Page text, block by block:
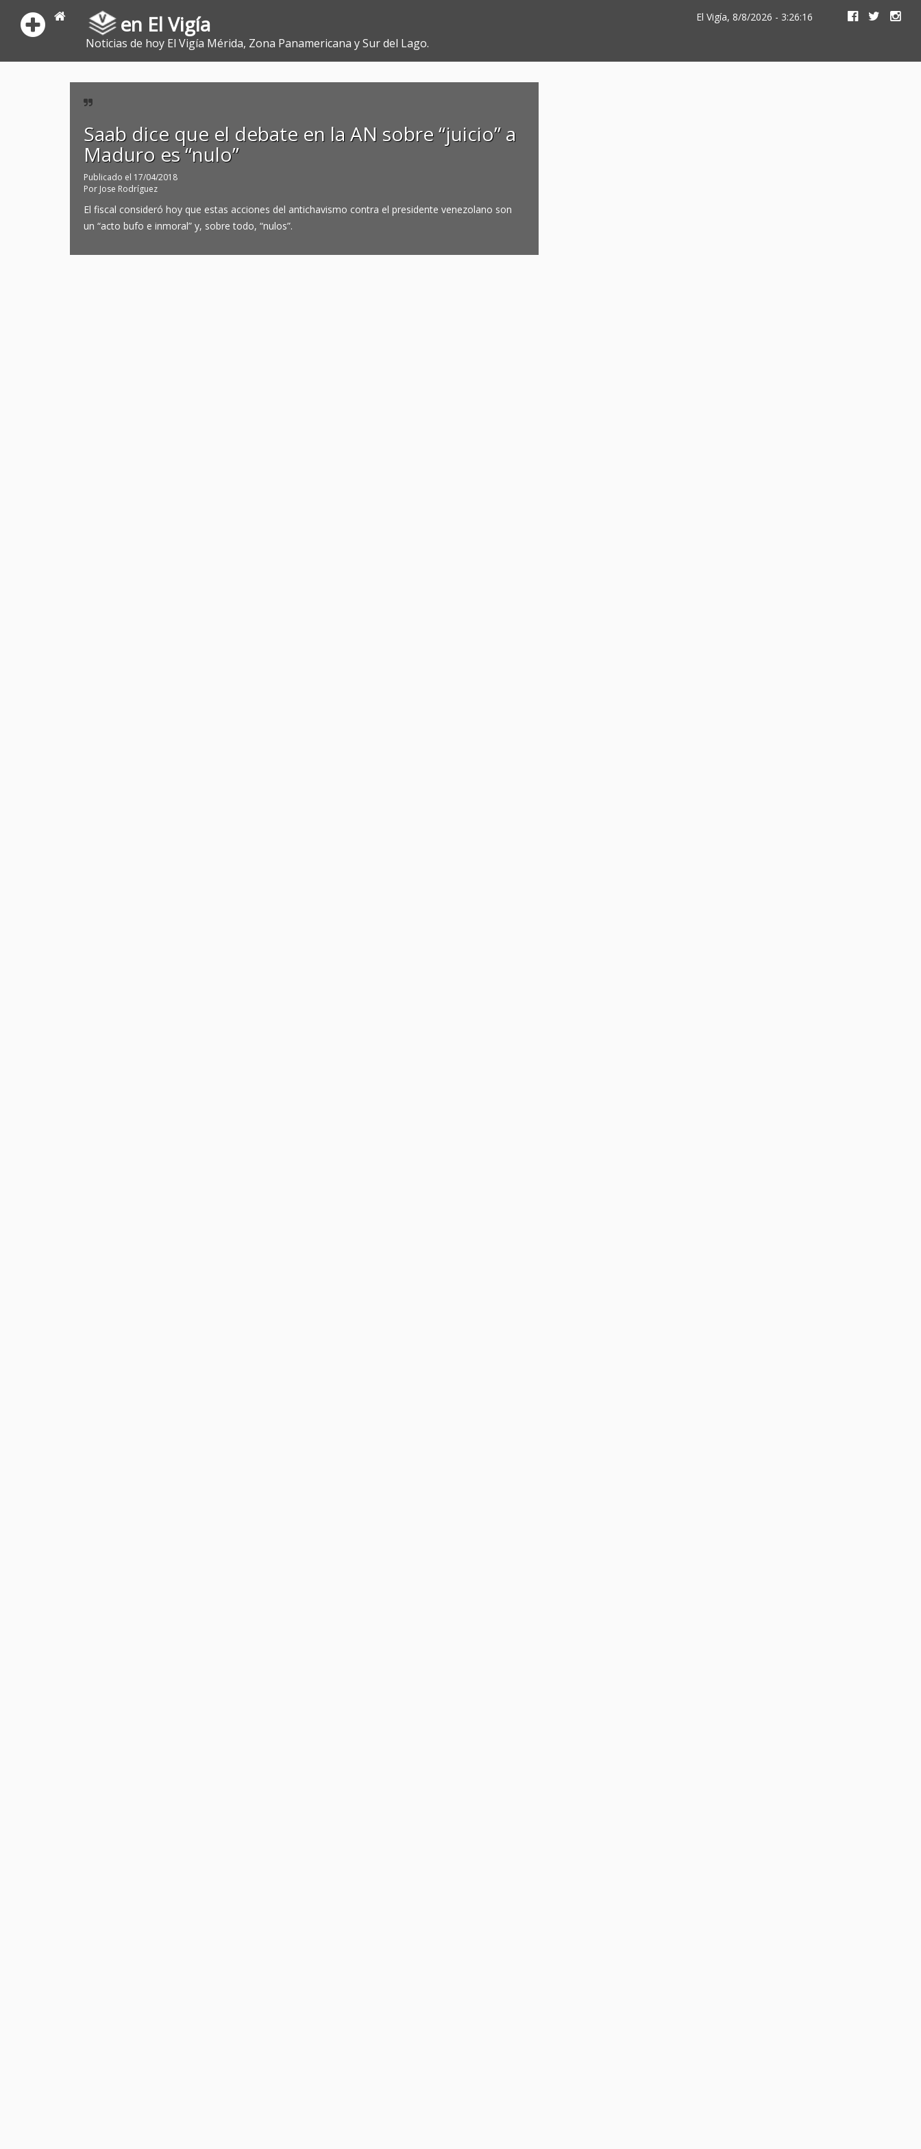
en El Vigía
Noticias de hoy El Vigía Mérida, Zona Panamericana y Sur del Lago.
El Vigía, 8/8/2026 - 3:26:16
Saab dice que el debate en la AN sobre “juicio” a
Maduro es “nulo”
Publicado el 17/04/2018
Por Jose Rodríguez
El fiscal consideró hoy que estas acciones del antichavismo contra el presidente venezolano son
un “acto bufo e inmoral” y, sobre todo, “nulos”.